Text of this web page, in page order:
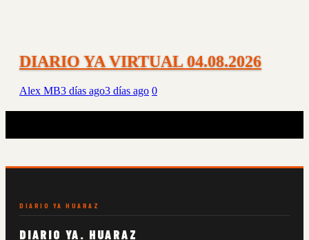
DIARIO YA VIRTUAL 04.08.2026
Alex MB3 días ago3 días ago 0
DIARIO YA HUARAZ
DIARIO YA. HUARAZ